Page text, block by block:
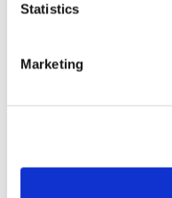
Statistics
Marketing
参数
最大插入损耗(dB)*